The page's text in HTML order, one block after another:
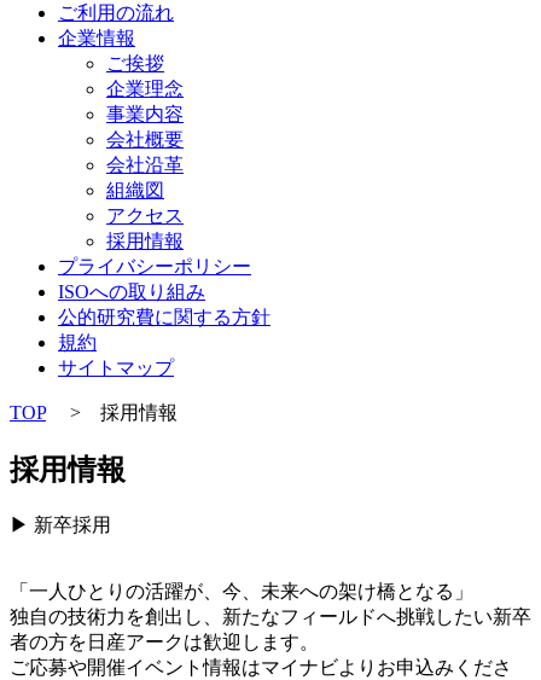
ご利用の流れ
企業情報
ご挨拶
企業理念
事業内容
会社概要
会社沿革
組織図
アクセス
採用情報
プライバシーポリシー
ISOへの取り組み
公的研究費に関する方針
規約
サイトマップ
TOP > 採用情報
採用情報
▶ 新卒採用
「一人ひとりの活躍が、今、未来への架け橋となる」
独自の技術力を創出し、新たなフィールドへ挑戦したい新卒
者の方を日産アークは歓迎します。
ご応募や開催イベント情報はマイナビよりお申込みくださ